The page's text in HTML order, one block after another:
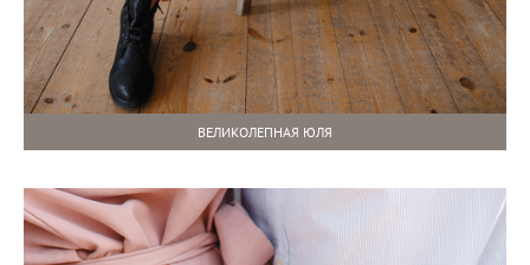
ВЕЛИКОЛЕПНАЯ ЮЛЯ